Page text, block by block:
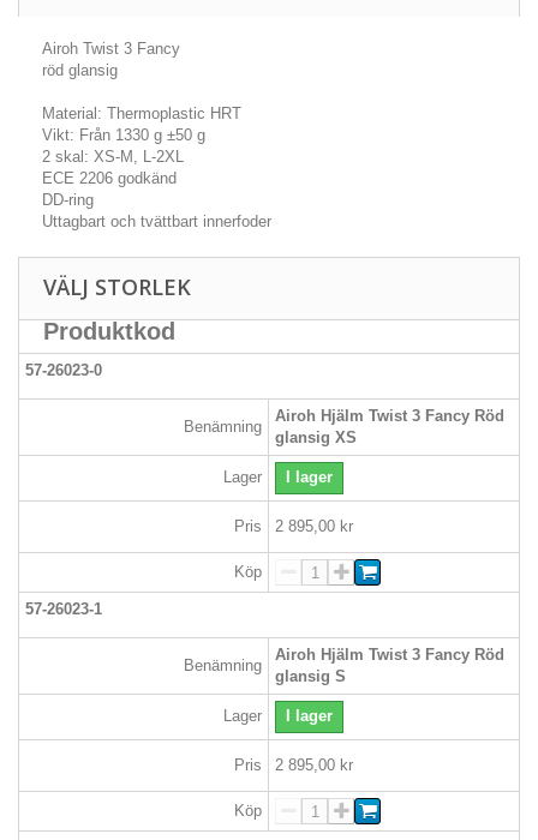
Airoh Twist 3 Fancy
röd glansig
Material: Thermoplastic HRT
Vikt: Från 1330 g ±50 g
2 skal: XS-M, L-2XL
ECE 2206 godkänd
DD-ring
Uttagbart och tvättbart innerfoder
VÄLJ STORLEK
Produktkod
57-26023-0
Benämning
Airoh Hjälm Twist 3 Fancy Röd
glansig XS
Lager I lager
Pris 2 895,00 kr
Köp
57-26023-1
Benämning
Airoh Hjälm Twist 3 Fancy Röd
glansig S
Lager I lager
Pris 2 895,00 kr
Köp